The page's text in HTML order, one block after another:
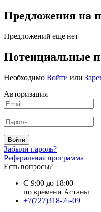
Предложения на
Предложений еще нет
Потенциальные
Необходимо Войти или
Авторизация
Войти
Забыли пароль?
Реферальная программа
Есть вопросы?
С 9:00 до 18:00
по времени Астаны
+7(727)318-76-09